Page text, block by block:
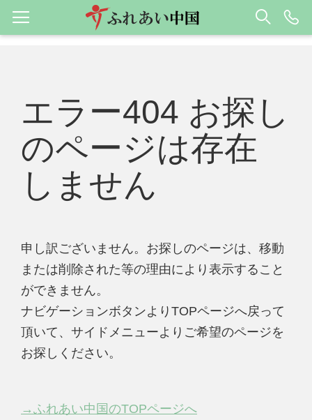
エラー404 お探し
のページは存在
しません
申し訳ございません。お探しのページは、移動
または削除された等の理由により表示すること
ができません。
ナビゲーションボタンよりTOPページへ戻って
頂いて、サイドメニューよりご希望のページを
お探しください。
→ふれあい中国のTOPページへ